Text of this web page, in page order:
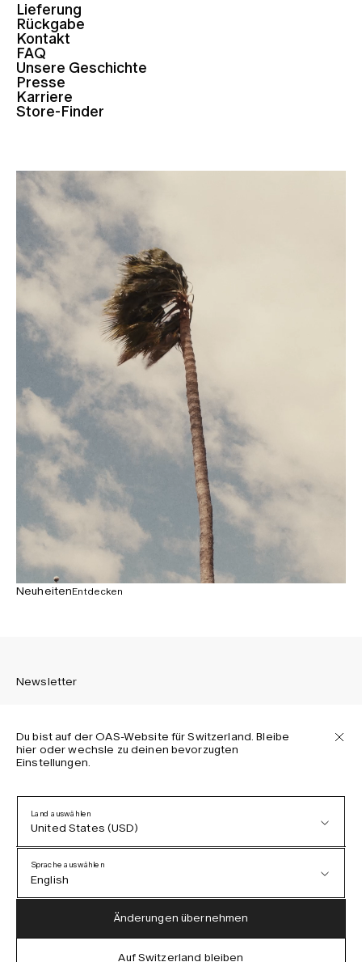
Lieferung
Rückgabe
Kontakt
FAQ
Unsere Geschichte
Presse
Karriere
Store-Finder
NeuheitenEntdecken
Newsletter
Melden Sie sich an, um die neuesten Informationen über
Datenschutzerklärung
AGB
Barrierefreiheit
Cookie-Richtlinie
Du bist auf der OAS-Website für Switzerland. Bleibe
hier oder wechsle zu deinen bevorzugten
Einstellungen.
Land auswählen
United States (USD)
Austria (EUR)
Sprache auswählen
English
German
Änderungen übernehmen
Auf Switzerland bleiben